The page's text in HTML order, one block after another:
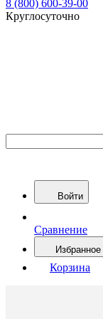
8 (800) 600-39-00
Круглосуточно
Войти
Сравнение
Избранное
Корзина